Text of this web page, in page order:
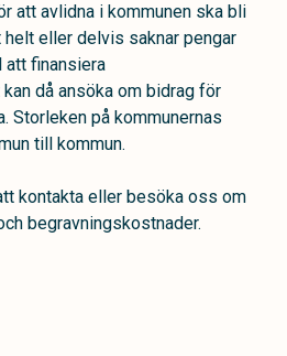
att avlidna i kommunen ska bli
helt eller delvis saknar pengar
att finansiera
då ansöka om bidrag för
Storleken på kommunernas
till kommun.
kontakta eller besöka oss om
begravningskostnader.